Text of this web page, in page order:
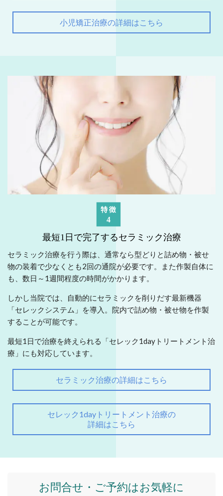
小児矯正治療の詳細はこちら
最短1日で完了するセラミック治療
セラミック治療を行う際は、通常なら型どりと詰め物・被せ
物の装着で少なくとも2回の通院が必要です。また作製自体に
も、数日～1週間程度の時間がかかります。
しかし当院では、自動的にセラミックを削りだす最新機器
「セレックシステム」を導入。院内で詰め物・被せ物を作製
することが可能です。
最短1日で治療を終えられる「セレック1dayトリートメント治
療」にも対応しています。
セラミック治療の詳細はこちら
セレック1dayトリートメント治療の
詳細はこちら
お問合せ・ご予約はお気軽に